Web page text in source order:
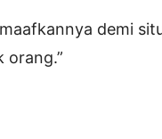
demi
orang.”